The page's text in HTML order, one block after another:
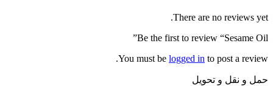
There are no reviews yet.
Be the first to review “Sesame Oil”
You must be logged in to post a review.
حمل و نقل و تحویل